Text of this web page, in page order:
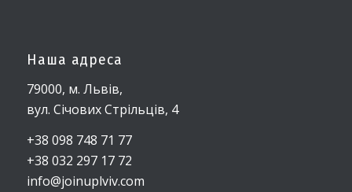
Наша адреса
79000, м. Львів,
вул. Січових Стрільців, 4
+38 098 748 71 77
+38 032 297 17 72
info@joinuplviv.com